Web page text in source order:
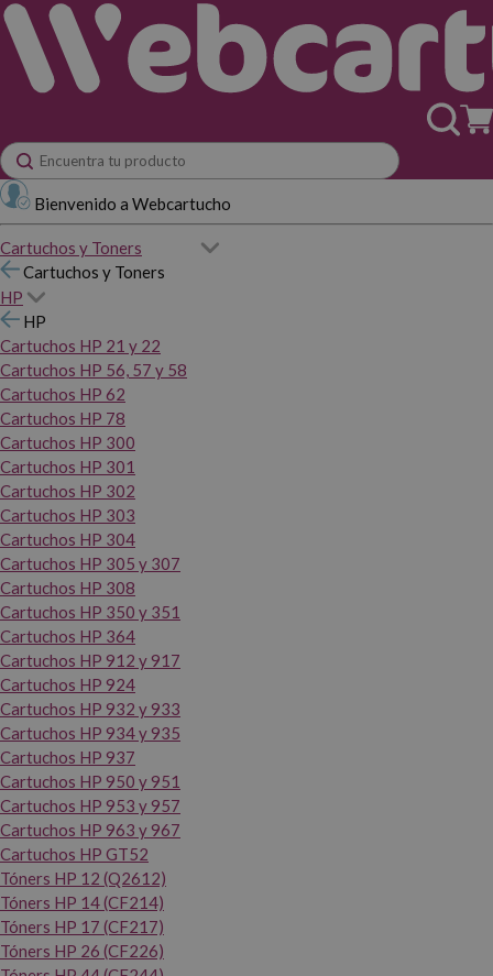
Bienvenido a Webcartucho
Cartuchos y Toners
Cartuchos y Toners
HP
HP
Cartuchos HP 21 y 22
Cartuchos HP 56, 57 y 58
Cartuchos HP 62
Cartuchos HP 78
Cartuchos HP 300
Cartuchos HP 301
Cartuchos HP 302
Cartuchos HP 303
Cartuchos HP 304
Cartuchos HP 305 y 307
Cartuchos HP 308
Cartuchos HP 350 y 351
Cartuchos HP 364
Cartuchos HP 912 y 917
Cartuchos HP 924
Cartuchos HP 932 y 933
Cartuchos HP 934 y 935
Cartuchos HP 937
Cartuchos HP 950 y 951
Cartuchos HP 953 y 957
Cartuchos HP 963 y 967
Cartuchos HP GT52
Tóners HP 12 (Q2612)
Tóners HP 14 (CF214)
Tóners HP 17 (CF217)
Tóners HP 26 (CF226)